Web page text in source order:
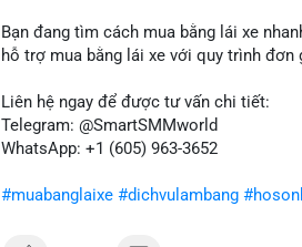
định điểm đến của dòng tiền. Tránh
và quản lý rủi ro chặt chẽ trong bối cảnh
#87917btc #572kusd #vilanh
Bạn đang tìm cách mua bằng lái xe
hỗ trợ mua bằng lái xe với quy trình
Liên hệ ngay để được tư vấn chi tiết:
Telegram: @SmartSMMworld
WhatsApp: +1 (605) 963-3652
#muabanglaixe #dichvulambang